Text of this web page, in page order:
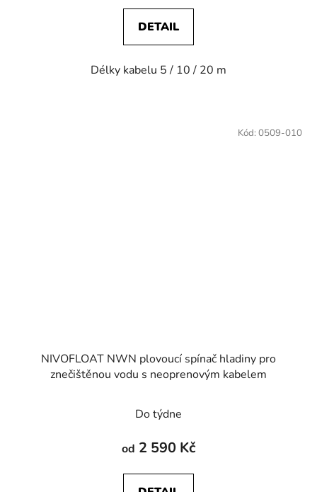
DETAIL
Délky kabelu 5 / 10 / 20 m
NIVOFLOAT NWN plovoucí spínač hladiny pro
znečištěnou vodu s neoprenovým kabelem
Do týdne
od 2 590 Kč
Kód: 0509-010